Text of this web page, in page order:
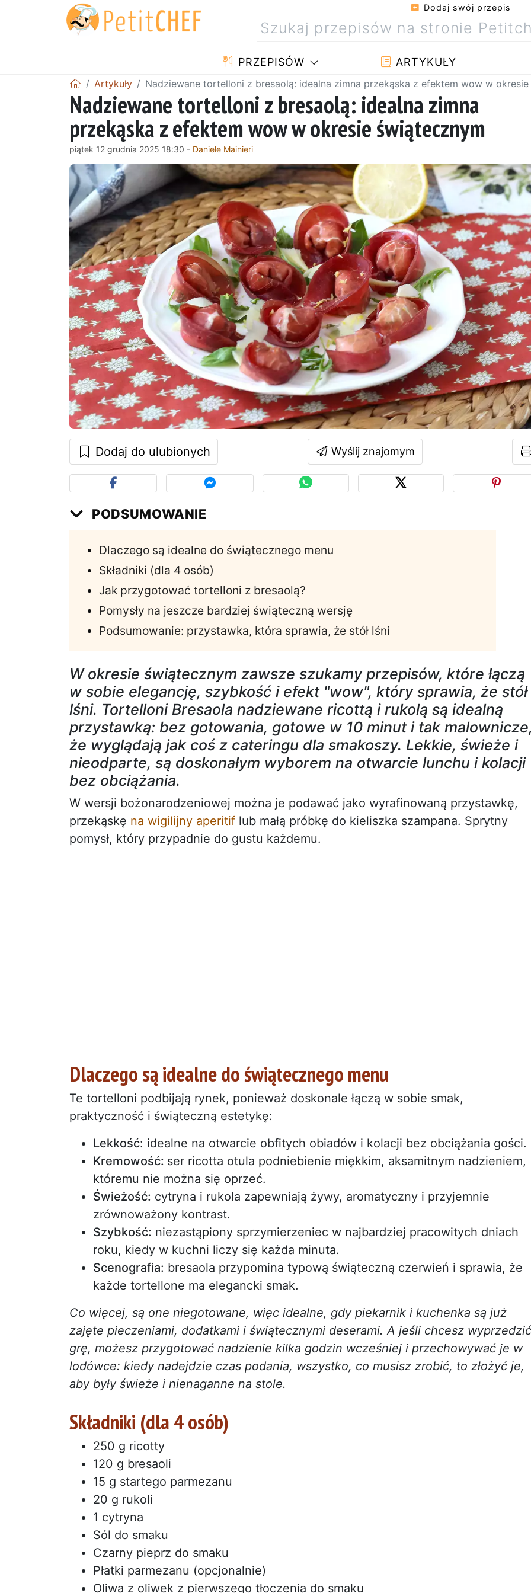
Dodaj swój przepis
PRZEPISÓW ARTYKUŁY
Artykuły Nadziewane tortelloni z bresaolą: idealna zimna przekąska z efektem wow w
Nadziewane tortelloni z bresaolą: idealna zimna
przekąska z efektem wow w okresie świątecznym
piątek 12 grudnia 2025 18:30 - Daniele Mainieri
Dodaj do ulubionych Wyślij znajomym
PODSUMOWANIE
Dlaczego są idealne do świątecznego menu
Składniki (dla 4 osób)
Jak przygotować tortelloni z bresaolą?
Pomysły na jeszcze bardziej świąteczną wersję
Podsumowanie: przystawka, która sprawia, że stół lśni
W okresie świątecznym zawsze szukamy przepisów, które łączą
w sobie elegancję, szybkość i efekt "wow", który sprawia, że stół
lśni. Tortelloni Bresaola nadziewane ricottą i rukolą są idealną
przystawką: bez gotowania, gotowe w 10 minut i tak malownicze,
że wyglądają jak coś z cateringu dla smakoszy. Lekkie, świeże i
nieodparte, są doskonałym wyborem na otwarcie lunchu i kolacji
bez obciążania.
W wersji bożonarodzeniowej można je podawać jako wyrafinowaną przystawkę,
przekąskę na wigilijny aperitif lub małą próbkę do kieliszka szampana. Sprytny
pomysł, który przypadnie do gustu każdemu.
Dlaczego są idealne do świątecznego menu
Te tortelloni podbijają rynek, ponieważ doskonale łączą w sobie smak,
praktyczność i świąteczną estetykę:
Lekkość: idealne na otwarcie obfitych obiadów i kolacji bez obciążania gości.
Kremowość: ser ricotta otula podniebienie miękkim, aksamitnym nadzieniem,
któremu nie można się oprzeć.
Świeżość: cytryna i rukola zapewniają żywy, aromatyczny i przyjemnie
zrównoważony kontrast.
Szybkość: niezastąpiony sprzymierzeniec w najbardziej pracowitych dniach
roku, kiedy w kuchni liczy się każda minuta.
Scenografia: bresaola przypomina typową świąteczną czerwień i sprawia, że
każde tortellone ma elegancki smak.
Co więcej, są one niegotowane, więc idealne, gdy piekarnik i kuchenka są już
zajęte pieczeniami, dodatkami i świątecznymi deserami. A jeśli chcesz wyprzedzić
grę, możesz przygotować nadzienie kilka godzin wcześniej i przechowywać je w
lodówce: kiedy nadejdzie czas podania, wszystko, co musisz zrobić, to złożyć je,
aby były świeże i nienaganne na stole.
Składniki (dla 4 osób)
250 g ricotty
120 g bresaoli
15 g startego parmezanu
20 g rukoli
1 cytryna
Sól do smaku
Czarny pieprz do smaku
Płatki parmezanu (opcjonalnie)
Oliwa z oliwek z pierwszego tłoczenia do smaku